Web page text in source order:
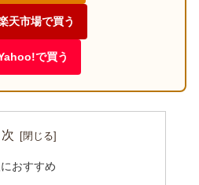
天市場で買う
で買う
次
おすすめ